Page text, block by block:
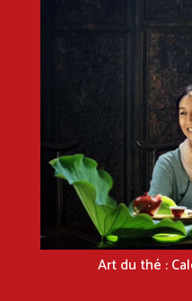
Art du thé :